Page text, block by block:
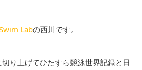
Labの西川です。
り上げてひたすら競泳世界記録と日